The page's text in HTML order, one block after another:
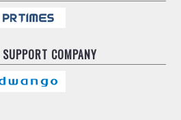
SUPPORT COMPANY